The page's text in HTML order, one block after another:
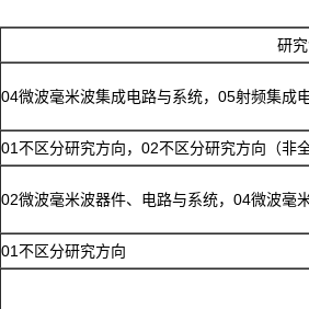
研
04微波毫米波集成电路与系统，05射频集成
01不区分研究方向，02不区分研究方向（非
02微波毫米波器件、电路与系统，04微波毫
01不区分研究方向